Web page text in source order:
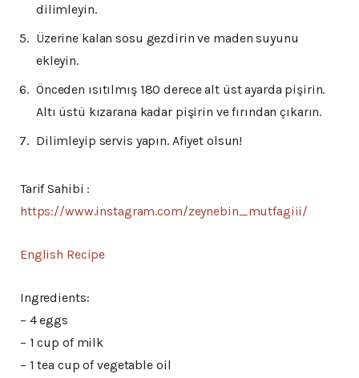
dilimleyin.
Üzerine kalan sosu gezdirin ve maden suyunu
ekleyin.
Önceden ısıtılmış 180 derece alt üst ayarda pişirin.
Altı üstü kızarana kadar pişirin ve fırından çıkarın.
Dilimleyip servis yapın. Afiyet olsun!
Tarif Sahibi :
https://www.instagram.com/zeynebin_mutfagiii/
English Recipe
Ingredients:
– 4 eggs
– 1 cup of milk
– 1 tea cup of vegetable oil